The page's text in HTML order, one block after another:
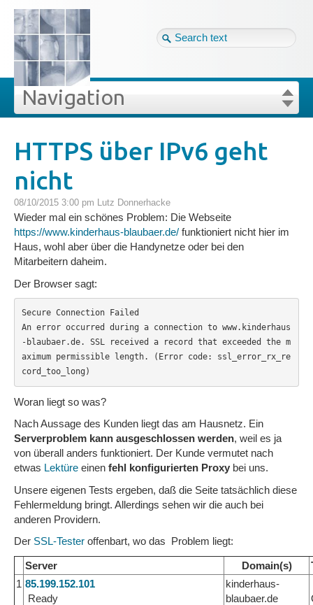
Tag cloud
Site map
Login
Forgot your password?
Navigation
Projekte
Veröffentlichungen
Blog
Impressum
GDPR
» Blog » HTTPS über IPv6 geht nicht
HTTPS über IPv6 geht
nicht
08/10/2015 3:00 pm Lutz Donnerhacke
Wieder mal ein schönes Problem: Die Webseite
https://www.kinderhaus-blaubaer.de/ funktioniert nicht hier im
Haus, wohl aber über die Handynetze oder bei den
Mitarbeitern daheim.
Der Browser sagt:
Secure Connection Failed
An error occurred during a connection to www.kinderhaus
-blaubaer.de. SSL received a record that exceeded the m
aximum permissible length. (Error code: ssl_error_rx_re
cord_too_long)
Woran liegt so was?
Nach Aussage des Kunden liegt das am Hausnetz. Ein
Serverproblem kann ausgeschlossen werden, weil es ja
von überall anders funktioniert. Der Kunde vermutet nach
etwas Lektüre einen fehl konfigurierten Proxy bei uns.
Unsere eigenen Tests ergeben, daß die Seite tatsächlich diese
Fehlermeldung bringt. Allerdings sehen wir die auch bei
anderen Providern.
Der SSL-Tester offenbart, wo das Problem liegt:
Server Domain(s)
1 85.199.152.101
Ready
kinderhaus-
blaubaer.de